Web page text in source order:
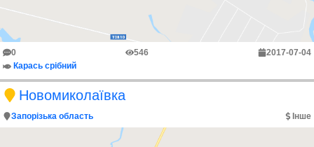
0 546
2017-07-04
Карась срібний
Новомиколаївка
Запорізька область Інше